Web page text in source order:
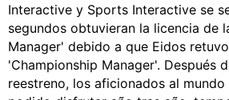
Interactive y Sports Interactive se
segundos obtuvieran la licencia de
Manager' debido a que Eidos
'Championship Manager'. Después
reestreno, los aficionados al